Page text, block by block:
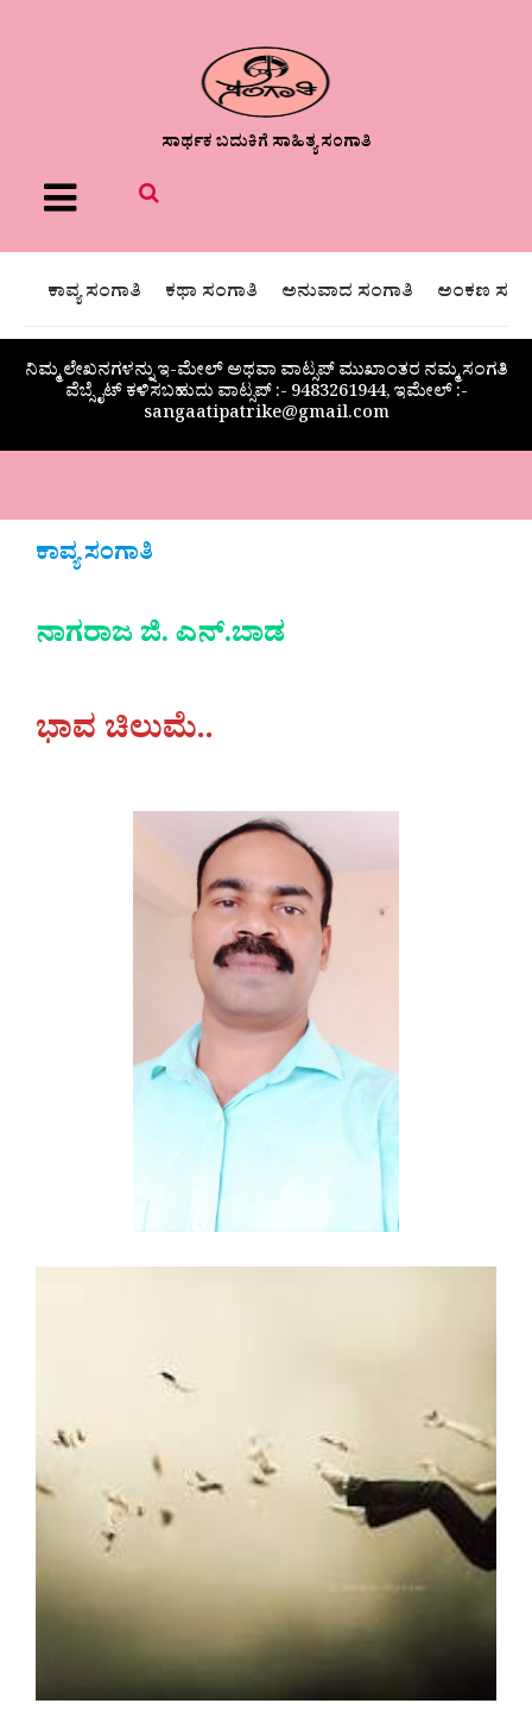
ಸಾರ್ಥಕ ಬದುಕಿಗೆ ಸಾಹಿತ್ಯ ಸಂಗಾತಿ
Menu
ಕಾವ್ಯ ಸಂಗಾತಿ ಕಥಾ ಸಂಗಾತಿ ಅನುವಾದ ಸಂಗಾತಿ ಅಂಕಣ
ನಿಮ್ಮ ಲೇಖನಗಳನ್ನು ಇ-ಮೇಲ್ ಅಥವಾ ವಾಟ್ಸಪ್ ಮುಖಾಂತರ ನಮ್ಮ ಸಂಗತಿ
ವೆಬ್ಸೈಟ್ ಕಳಿಸಬಹುದು ವಾಟ್ಸಪ್‌ :- 9483261944, ಇಮೇಲ್ :-
sangaatipatrike@gmail.com
ಕಾವ್ಯ ಸಂಗಾತಿ
ನಾಗರಾಜ ಜಿ. ಎನ್.ಬಾಡ
ಭಾವ ಚಿಲುಮೆ..